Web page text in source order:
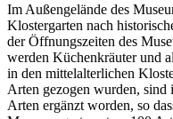
Im Außengelände des
Klostergarten nach
der Öffnungszeiten des
werden Küchenkräuter und
in den mittelalterlichen
Arten gezogen wurden,
Arten ergänzt worden, so